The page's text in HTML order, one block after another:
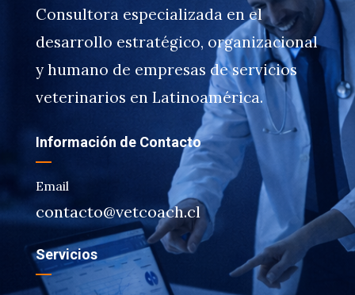
Consultora especializada en el
desarrollo estratégico, organizacional
y humano de empresas de servicios
veterinarios en Latinoamérica.
Información de Contacto
Email
contacto@vetcoach.cl
Servicios